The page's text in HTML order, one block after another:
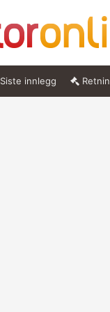
Siste innlegg